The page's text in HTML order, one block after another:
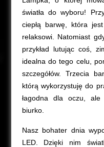
światła do wyboru!
ciepłą barwę, która
relaksowi. Natomiast
przykład lutując coś,
idealna do tego celu,
szczegółów. Trzecia
którą wykorzystuję do
łagodna dla oczu, ale
biurko.
Nasz bohater dnia
LED. Dzięki nim